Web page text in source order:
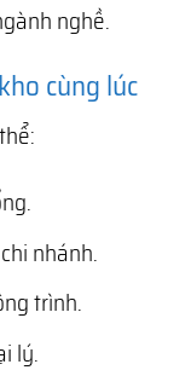
nghề.
cùng lúc
nhánh.
trình.
lý.